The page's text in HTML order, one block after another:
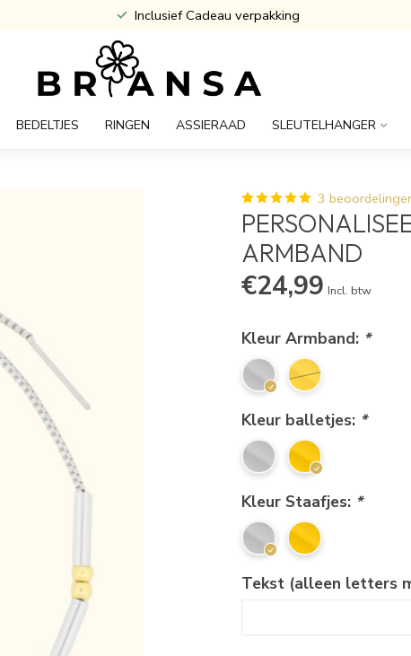
Atijd Gratis Gegraveerd
BEDELTJES RINGEN ASSIERAAD SLEUTELHANGER
3
ARMBAND
€24,99 Incl. btw
Kleur Armband: *
Kleur balletjes: *
Kleur Staafjes: *
Tekst (alleen letters